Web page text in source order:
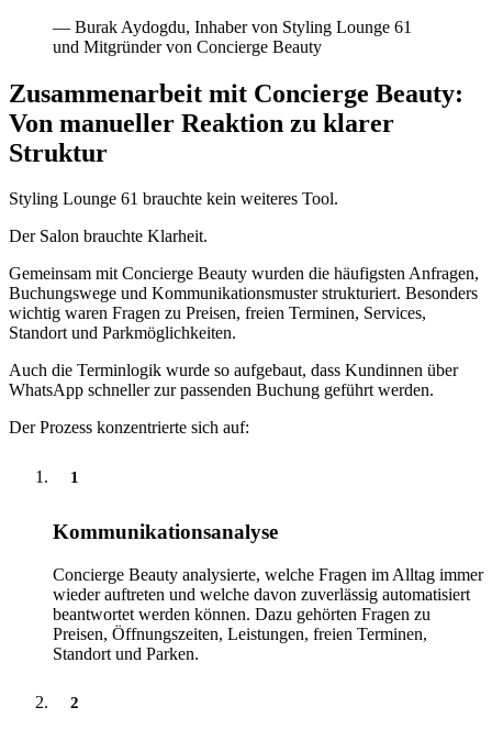
— Burak Aydogdu, Inhaber von Styling Lounge 61
und Mitgründer von Concierge Beauty
Zusammenarbeit mit Concierge Beauty:
Von manueller Reaktion zu klarer
Struktur
Styling Lounge 61 brauchte kein weiteres Tool.
Der Salon brauchte Klarheit.
Gemeinsam mit Concierge Beauty wurden die häufigsten Anfragen,
Buchungswege und Kommunikationsmuster strukturiert. Besonders
wichtig waren Fragen zu Preisen, freien Terminen, Services,
Standort und Parkmöglichkeiten.
Auch die Terminlogik wurde so aufgebaut, dass Kundinnen über
WhatsApp schneller zur passenden Buchung geführt werden.
Der Prozess konzentrierte sich auf:
1
Kommunikationsanalyse
Concierge Beauty analysierte, welche Fragen im Alltag immer
wieder auftreten und welche davon zuverlässig automatisiert
beantwortet werden können. Dazu gehörten Fragen zu
Preisen, Öffnungszeiten, Leistungen, freien Terminen,
Standort und Parken.
2